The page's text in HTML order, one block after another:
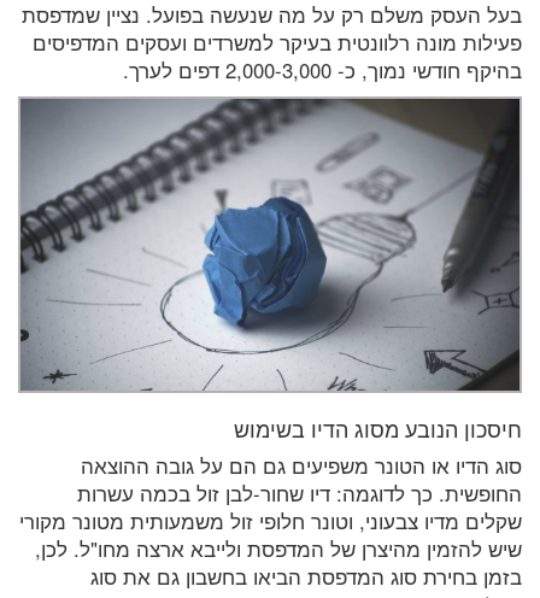
בעל העסק משלם רק על מה שנעשה בפועל. נציין שמדפסת
פעילות מונה רלוונטית בעיקר למשרדים ועסקים המדפיסים
בהיקף חודשי נמוך, כ- 2,000-3,000 דפים לערך.
חיסכון הנובע מסוג הדיו בשימוש
סוג הדיו או הטונר משפיעים גם הם על גובה ההוצאה
החופשית. כך לדוגמה: דיו שחור-לבן זול בכמה עשרות
שקלים מדיו צבעוני, וטונר חלופי זול משמעותית מטונר מקורי
שיש להזמין מהיצרן של המדפסת ולייבא ארצה מחו"ל. לכן,
בזמן בחירת סוג המדפסת הביאו בחשבון גם את סוג